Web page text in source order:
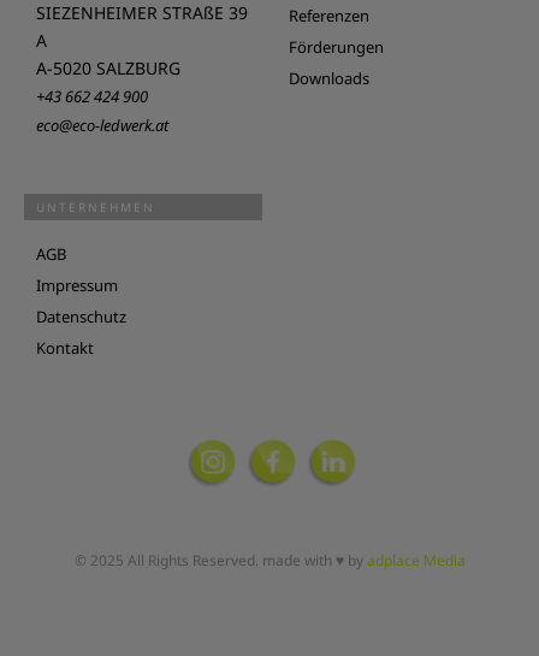
SIEZENHEIMER STRAßE 39
A
A-5020 SALZBURG
+43 662 424 900
eco@eco-ledwerk.at
Referenzen
Förderungen
Downloads
UNTERNEHMEN
AGB
Impressum
Datenschutz
Kontakt
© 2025 All Rights Reserved. made with ♥ byadplace Media